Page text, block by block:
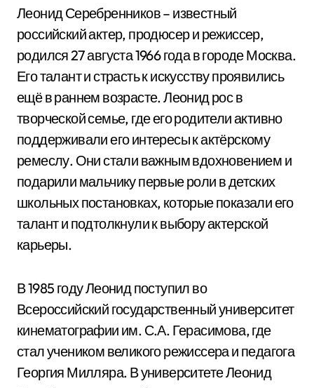
Леонид Серебренников – известный
российский актер, продюсер и режиссер,
родился 27 августа 1966 года в городе Москва.
Его талант и страсть к искусству проявились
ещё в раннем возрасте. Леонид рос в
творческой семье, где его родители активно
поддерживали его интересы к актёрскому
ремеслу. Они стали важным вдохновением и
подарили мальчику первые роли в детских
школьных постановках, которые показали его
талант и подтолкнули к выбору актерской
карьеры.
В 1985 году Леонид поступил во
Всероссийский государственный университет
кинематографии им. С.А. Герасимова, где
стал учеником великого режиссера и педагога
Георгия Милляра. В университете Леонид